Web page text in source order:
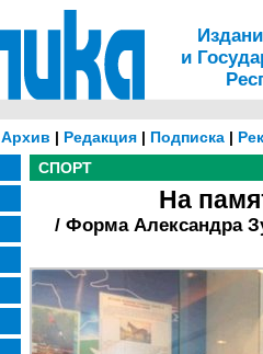
и
Архив | Редакция| Подписка|
СПОРТ
На
/ Форма Александра